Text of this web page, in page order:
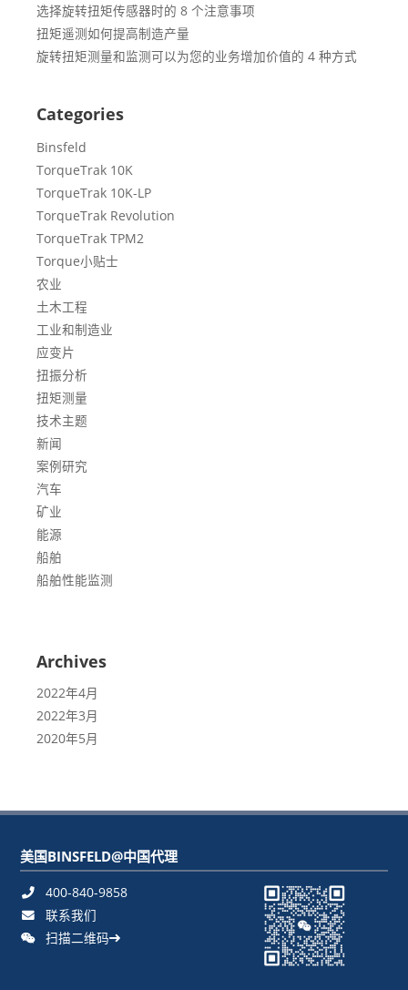
选择旋转扭矩传感器时的 8 个注意事项
扭矩遥测如何提高制造产量
旋转扭矩测量和监测可以为您的业务增加价值的 4 种方式
Categories
Binsfeld
TorqueTrak 10K
TorqueTrak 10K-LP
TorqueTrak Revolution
TorqueTrak TPM2
Torque小贴士
农业
土木工程
工业和制造业
应变片
扭振分析
扭矩测量
技术主题
新闻
案例研究
汽车
矿业
能源
船舶
船舶性能监测
Archives
2022年4月
2022年3月
2020年5月
美国BINSFELD@中国代理
400-840-9858
联系我们
扫描二维码